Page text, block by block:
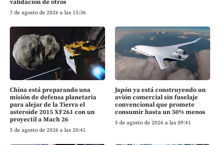
validacion de otros
7 de agosto de 2026 a las 15:36
China está preparando una
misión de defensa planetaria
para alejar de la Tierra el
asteroide 2015 XF261 con un
proyectil a Mach 26
5 de agosto de 2026 a las 20:41
Japón ya está construyendo un
avión comercial sin fuselaje
convencional que promete
consumir hasta un 50% menos
5 de agosto de 2026 a las 09:41